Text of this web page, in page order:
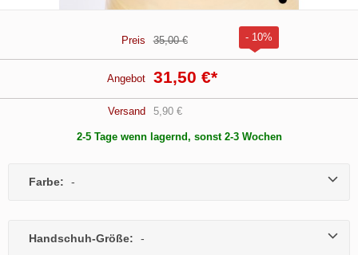
Preis 35,00 € - 10%
Angebot 31,50 €*
Versand 5,90 €
2-5 Tage wenn lagernd, sonst 2-3 Wochen
Farbe: -
Handschuh-Größe: -